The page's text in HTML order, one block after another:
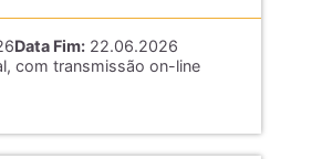
Data Fim:22.06.2026
com transmissão on-line